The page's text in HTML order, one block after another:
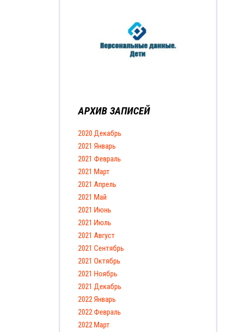
АРХИВ ЗАПИСЕЙ
2020 Декабрь
2021 Январь
2021 Февраль
2021 Март
2021 Апрель
2021 Май
2021 Июнь
2021 Июль
2021 Август
2021 Сентябрь
2021 Октябрь
2021 Ноябрь
2021 Декабрь
2022 Январь
2022 Февраль
2022 Март